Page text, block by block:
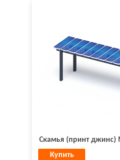
Скамья (принт джинс)
Купить